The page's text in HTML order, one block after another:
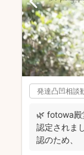
発達凸凹相談
🌿 fotowa殿
認定されま
認のため、